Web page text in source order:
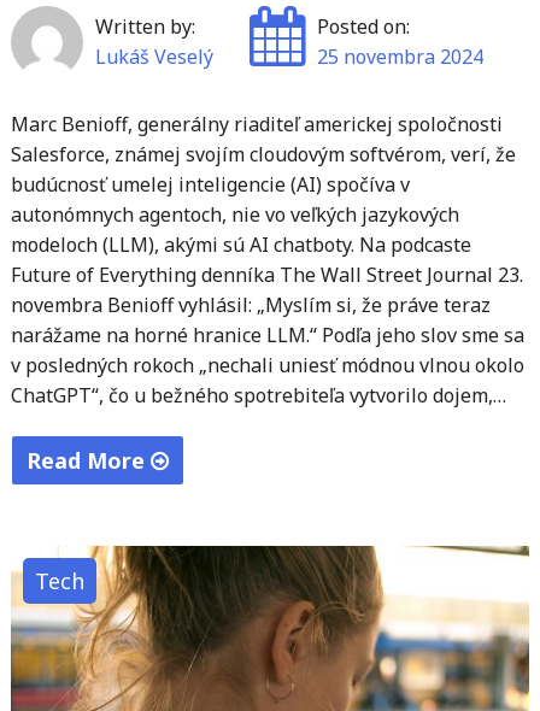
Written by:
Lukáš Veselý
Posted on:
25 novembra 2024
Marc Benioff, generálny riaditeľ americkej spoločnosti
Salesforce, známej svojím cloudovým softvérom, verí, že
budúcnosť umelej inteligencie (AI) spočíva v
autonómnych agentoch, nie vo veľkých jazykových
modeloch (LLM), akými sú AI chatboty. Na podcaste
Future of Everything denníka The Wall Street Journal 23.
novembra Benioff vyhlásil: „Myslím si, že práve teraz
narážame na horné hranice LLM.“ Podľa jeho slov sme sa
v posledných rokoch „nechali uniesť módnou vlnou okolo
ChatGPT“, čo u bežného spotrebiteľa vytvorilo dojem,…
Read More
inteligencie:
Autonómni
agenti
namiesto
veľkých
Tech